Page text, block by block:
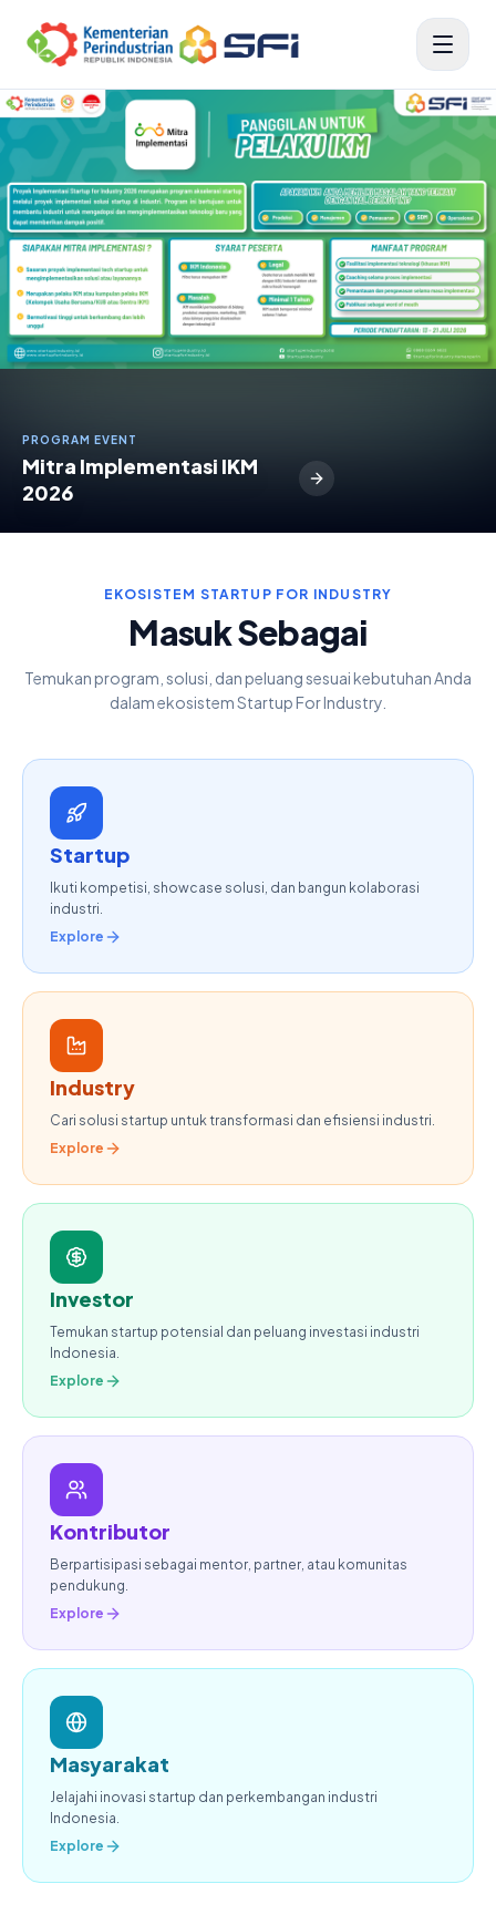
PROGRAM EVENT
Mitra Implementasi IKM
2026
EKOSISTEM STARTUP FOR INDUSTRY
Masuk Sebagai
Temukan program, solusi, dan peluang sesuai kebutuhan Anda
dalam ekosistem Startup For Industry.
Startup
Ikuti kompetisi, showcase solusi, dan bangun kolaborasi
industri.
Explore
Industry
Cari solusi startup untuk transformasi dan efisiensi industri.
Explore
Investor
Temukan startup potensial dan peluang investasi industri
Indonesia.
Explore
Kontributor
Berpartisipasi sebagai mentor, partner, atau komunitas
pendukung.
Explore
Masyarakat
Jelajahi inovasi startup dan perkembangan industri
Indonesia.
Explore